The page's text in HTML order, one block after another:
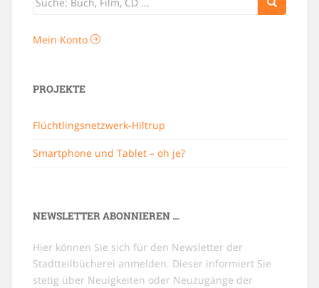
Mein Konto
PROJEKTE
Flüchtlingsnetzwerk-Hiltrup
Smartphone und Tablet – oh je?
NEWSLETTER ABONNIEREN …
Hier können Sie sich für den Newsletter der
Stadtteilbücherei anmelden. Dieser informiert Sie
stetig über Neuigkeiten oder Neuzugänge der